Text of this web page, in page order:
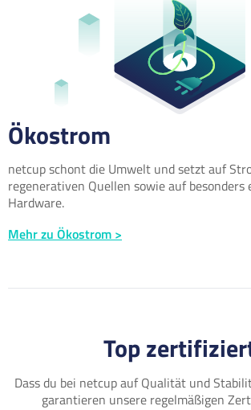
Ökostrom
netcup schont die Umwelt und setzt auf
regenerativen Quellen sowie auf
Hardware.
Mehr zu Ökostrom >
Top
Dass du bei netcup auf Qualität und
garantieren unsere regelmäßigen